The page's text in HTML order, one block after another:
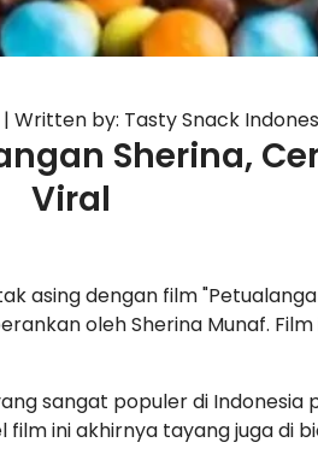
| Written by: Tasty Snack
Sherina,
Viral
asing dengan film
oleh Sherina Munaf.
sangat populer di Indonesia
ini akhirnya tayang juga di